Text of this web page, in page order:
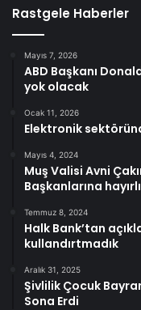
Rastgele Haberler
Mayıs 7, 2026
ABD Başkanı
yok olacak
Ocak 11, 2026
Elektronik
Mayıs 4, 2024
Muş Valisi Avni
Başkanlarına
Temmuz 8, 2024
Halk Bank’tan
kullandırtmadık
Aralık 31, 2025
Şivlilik Çocuk
Sona Erdi